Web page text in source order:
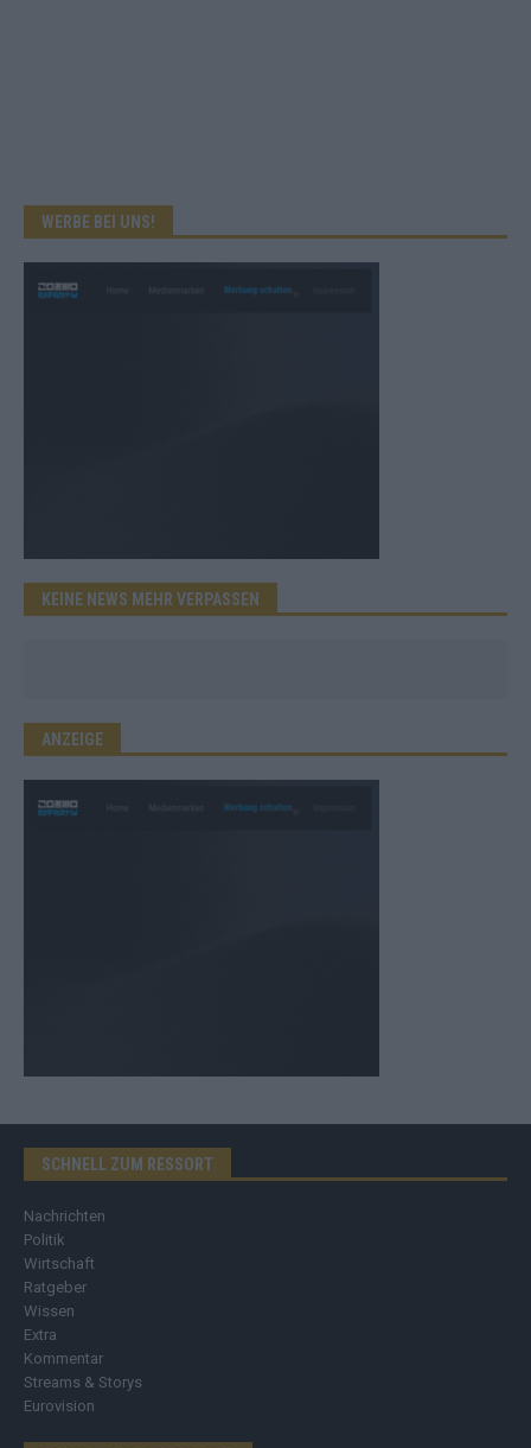
WERBE BEI UNS!
KEINE NEWS MEHR VERPASSEN
ANZEIGE
SCHNELL ZUM RESSORT
Nachrichten
Politik
Wirtschaft
Ratgeber
Wissen
Extra
Kommentar
Streams & Storys
Eurovision